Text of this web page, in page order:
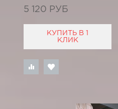
5 120 РУБ
КУПИТЬ В 1
КЛИК